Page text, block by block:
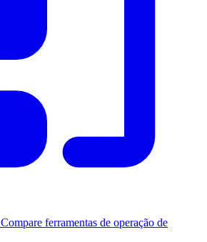
Compare ferramentas de operação de